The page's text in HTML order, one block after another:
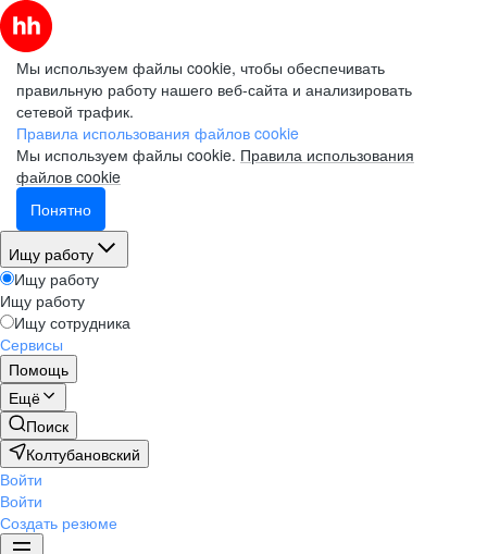
Мы используем файлы cookie, чтобы обеспечивать
правильную работу нашего веб-сайта и анализировать
сетевой трафик.
Правила использования файлов cookie
Мы используем файлы cookie. Правила использования
файлов cookie
Понятно
Ищу работу
Ищу работу
Ищу работу
Ищу сотрудника
Сервисы
Помощь
Ещё
Поиск
Колтубановский
Войти
Войти
Создать резюме